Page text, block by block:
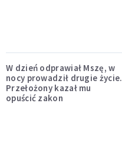
W dzień odprawiał Mszę, w
nocy prowadził drugie życie.
Przełożony kazał mu
opuścić zakon